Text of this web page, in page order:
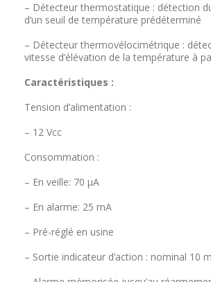
– Détecteur thermostatique : détection
d’un seuil de température prédéterminé
– Détecteur thermovélocimétrique :
vitesse d’élévation de la température à
Caractéristiques :
Tension d’alimentation :
– 12 Vcc
Consommation :
– En veille: 70 μA
– En alarme: 25 mA
– Pré-réglé en usine
– Sortie indicateur d’action : nominal 10